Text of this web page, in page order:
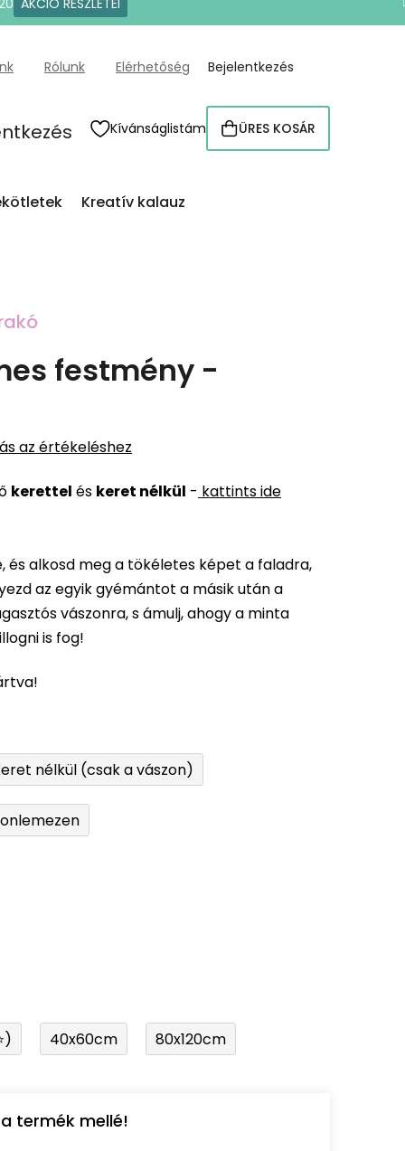
AKCIÓ RÉSZLETEI
Rólunk Elérhetőség Bejelentkezés
Kívánságlistám KOSÁR
ÜRES KOSÁR
Kreatív kalauz
festmény -
az értékeléshez
kerettel és keret nélkül - kattints ide
és alkosd meg a tökéletes képet a faladra,
az egyik gyémántot a másik után a
vászonra, s ámulj, ahogy a minta
is fog!
nélkül (csak a vászon)
40x60cm 80x120cm
termék mellé!